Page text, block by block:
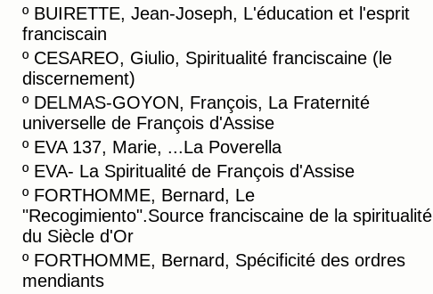
º BUIRETTE, Jean-Joseph, L'éducation et l'esprit
franciscain
º CESAREO, Giulio, Spiritualité franciscaine (le
discernement)
º DELMAS-GOYON, François, La Fraternité
universelle de François d'Assise
º EVA 137, Marie, ...La Poverella
º EVA- La Spiritualité de François d'Assise
º FORTHOMME, Bernard, Le
"Recogimiento".Source franciscaine de la spiritualité
du Siècle d'Or
º FORTHOMME, Bernard, Spécificité des ordres
mendiants